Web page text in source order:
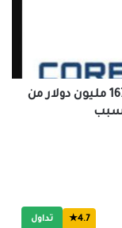
باعت شركة Core Scientific ما قيمته 167 مليون دولار من
4.7★ تداول